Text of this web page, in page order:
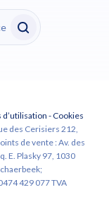
-Cookies
des Cerisiers 212,
de vente : Av. des
E. Plasky 97, 1030
429 077 TVA